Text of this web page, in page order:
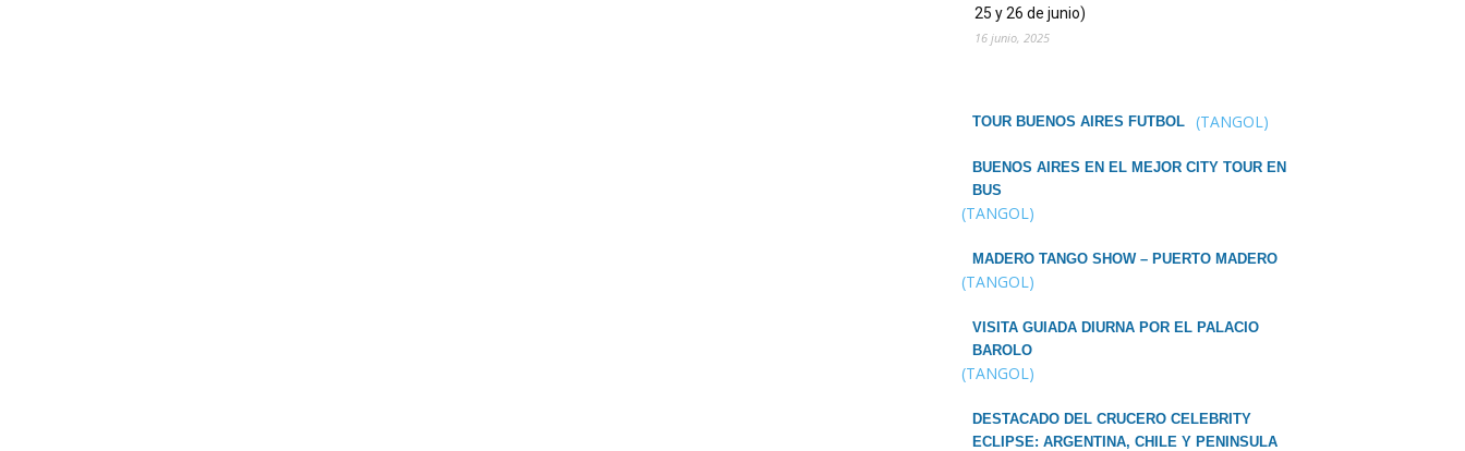
25 y 26 de junio)
16 junio, 2025
TOUR BUENOS AIRES FUTBOL (TANGOL)
BUENOS AIRES EN EL MEJOR CITY TOUR EN
BUS
(TANGOL)
MADERO TANGO SHOW – PUERTO MADERO
(TANGOL)
VISITA GUIADA DIURNA POR EL PALACIO
BAROLO
(TANGOL)
DESTACADO DEL CRUCERO CELEBRITY
ECLIPSE: ARGENTINA, CHILE Y PENINSULA